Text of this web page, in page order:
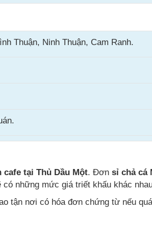
Thuận, Ninh Thuận, Cam Ranh.
cafe tại Thủ Dầu Một. Đơn sỉ chả cá
những mức giá triết khấu khác
tận nơi có hóa đơn chứng từ nếu